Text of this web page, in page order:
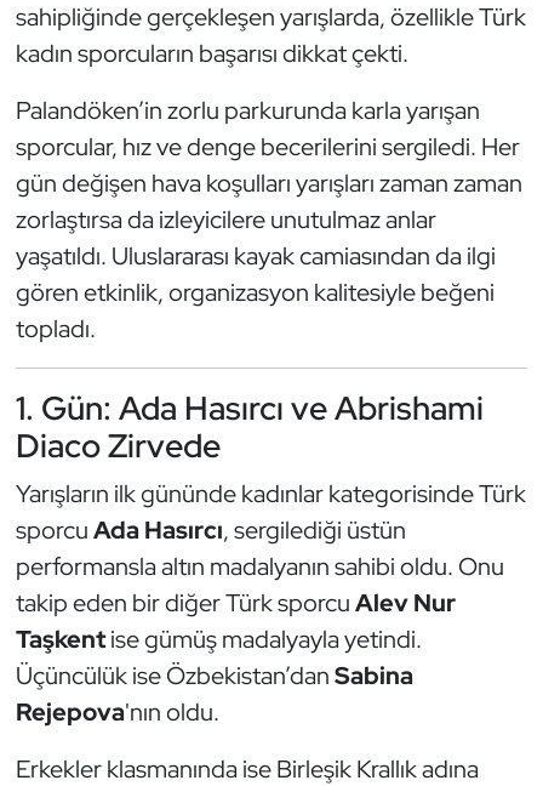
sahipliğinde gerçekleşen yarışlarda, özellikle Türk
kadın sporcuların başarısı dikkat çekti.
Palandöken’in zorlu parkurunda karla yarışan
sporcular, hız ve denge becerilerini sergiledi. Her
gün değişen hava koşulları yarışları zaman zaman
zorlaştırsa da izleyicilere unutulmaz anlar
yaşatıldı. Uluslararası kayak camiasından da ilgi
gören etkinlik, organizasyon kalitesiyle beğeni
topladı.
1. Gün: Ada Hasırcı ve Abrishami
Diaco Zirvede
Yarışların ilk gününde kadınlar kategorisinde Türk
sporcuAda Hasırcı, sergilediği üstün
performansla altın madalyanın sahibi oldu. Onu
takip eden bir diğer Türk sporcuAlev Nur
Taşkentise gümüş madalyayla yetindi.
Üçüncülük ise Özbekistan’danSabina
Rejepova'nın oldu.
Erkekler klasmanında ise Birleşik Krallık adına
Güreş
Hava Sporları
Hentbol
İşitme Engelli Sporcular
Judo ve Kuraş
Kano ve Rafting
Karate
Kayak
Kempo
Kick Boks
Kürek
Masa Tenisi